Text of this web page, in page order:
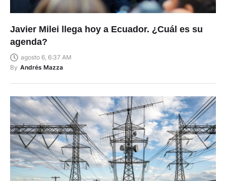
Javier Milei llega hoy a Ecuador. ¿Cuál es su
agenda?
agosto 6, 6:37 AM
By Andrés Mazza